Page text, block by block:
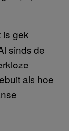
is gek
sinds de
als hoe